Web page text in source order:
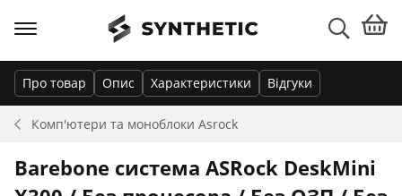
Комп'ютери та моноблоки Asrock
Про товар Опис Характеристики Відгуки
Barebone система ASRock DeskMini